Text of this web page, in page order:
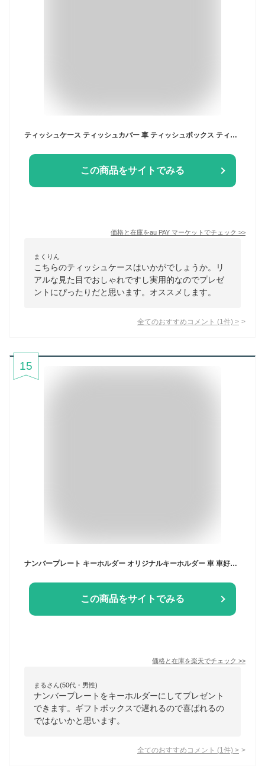
ティッシュケース ティッシュカバー 車 ティッシュボックス ティッシュ入れ ブラック ホワイト 小物 雑貨 リアル 納車祝い ギフト インテ
この商品をサイトでみる
価格と在庫をau PAY マーケット でチェック >>
まくりん
こちらのティッシュケースはいかがでしょうか。リ
アルな見た目でおしゃれですし実用的なのでプレゼ
ントにぴったりだと思います。オススメします。
全てのおすすめコメント (1 件) >
15
ナンバープレート キーホルダー オリジナルキーホルダー 車 車好き アクリル 都道府県 社用車 軽自動車 おもしろグッズ チャーム 納車記念 納車祝い 納車 愛車 オリジナル ナンバー 記念品 プレゼント 誕生日 彼氏 ナンプレ オーダーメイド
この商品をサイトでみる
価格と在庫を楽天でチェック >>
まるさん(50代・男性)
ナンバープレートをキーホルダーにしてプレゼント
できます。ギフトボックスで遅れるので喜ばれるの
ではないかと思います。
全てのおすすめコメント (1 件) >